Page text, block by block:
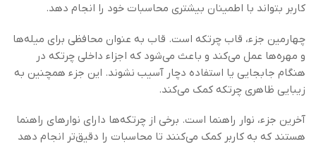
کاربر بتواند با اطمینان بیشتری محاسبات خود را انجام دهد.
چهارمین جزء، قاب چرتکه است. قاب به عنوان محافظی برای میله‌ها
و مهره‌ها عمل می‌کند و باعث می‌شود که اجزاء داخلی چرتکه در
هنگام جابجایی یا استفاده دچار آسیب نشوند. این جزء همچنین به
زیبایی ظاهری چرتکه کمک می‌کند.
آخرین جزء، نوار راهنما است. برخی از چرتکه‌ها دارای نوارهای راهنما
هستند که به کاربر کمک می‌کنند تا محاسبات را دقیق‌تر انجام دهد